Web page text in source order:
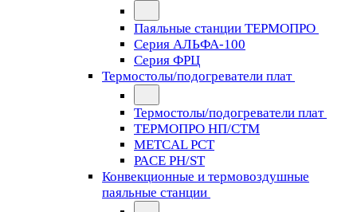
Паяльные станции ТЕРМОПРО
Серия АЛЬФА-100
Серия ФРЦ
Термостолы/подогреватели плат
Термостолы/подогреватели плат
ТЕРМОПРО НП/СТМ
METCAL PCT
PACE PH/ST
Конвекционные и термовоздушные
паяльные станции